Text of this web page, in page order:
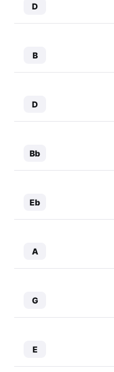
D
B
D
Bb
Eb
A
G
E